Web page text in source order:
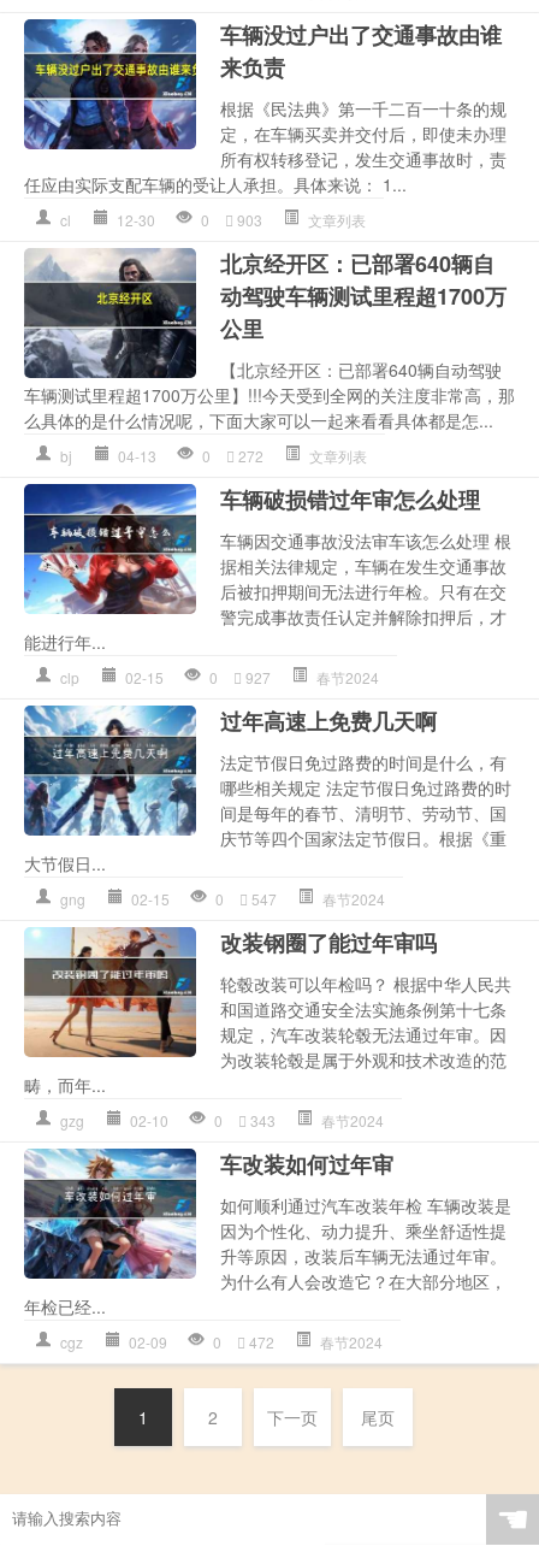
车辆没过户出了交通事故由谁
来负责
根据《民法典》第一千二百一十条的规
定，在车辆买卖并交付后，即使未办理
所有权转移登记，发生交通事故时，责
任应由实际支配车辆的受让人承担。具体来说： 1...
cl 12-30 0 903 文章列表
北京经开区：已部署640辆自
动驾驶车辆测试里程超1700万
公里
【北京经开区：已部署640辆自动驾驶
车辆测试里程超1700万公里】!!!今天受到全网的关注度非常高，那
么具体的是什么情况呢，下面大家可以一起来看看具体都是怎...
bj 04-13 0 272 文章列表
车辆破损错过年审怎么处理
车辆因交通事故没法审车该怎么处理 根
据相关法律规定，车辆在发生交通事故
后被扣押期间无法进行年检。只有在交
警完成事故责任认定并解除扣押后，才
能进行年...
clp 02-15 0 927 春节2024
过年高速上免费几天啊
法定节假日免过路费的时间是什么，有
哪些相关规定 法定节假日免过路费的时
间是每年的春节、清明节、劳动节、国
庆节等四个国家法定节假日。根据《重
大节假日...
gng 02-15 0 547 春节2024
改装钢圈了能过年审吗
轮毂改装可以年检吗？ 根据中华人民共
和国道路交通安全法实施条例第十七条
规定，汽车改装轮毂无法通过年审。因
为改装轮毂是属于外观和技术改造的范
畴，而年...
gzg 02-10 0 343 春节2024
车改装如何过年审
如何顺利通过汽车改装年检 车辆改装是
因为个性化、动力提升、乘坐舒适性提
升等原因，改装后车辆无法通过年审。
为什么有人会改造它？在大部分地区，
年检已经...
cgz 02-09 0 472 春节2024
1 2 下一页 尾页
☚